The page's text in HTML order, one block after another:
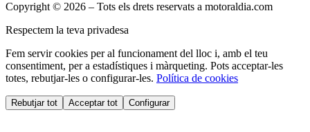
Copyright © 2026 – Tots els drets reservats a motoraldia.com
Respectem la teva privadesa
Fem servir cookies per al funcionament del lloc i, amb el teu
consentiment, per a estadístiques i màrqueting. Pots acceptar-les
totes, rebutjar-les o configurar-les. Política de cookies
Rebutjar tot Acceptar tot Configurar